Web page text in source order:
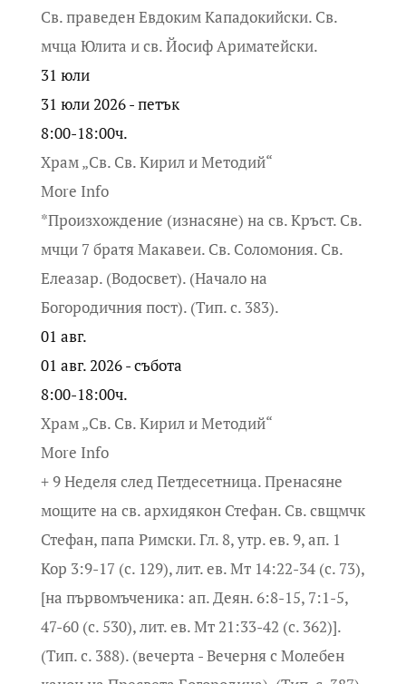
Св. праведен Евдоким Кападокийски. Св.
мчца Юлита и св. Йосиф Ариматейски.
31 юли
31 юли 2026 - петък
8:00-18:00ч.
Храм „Св. Св. Кирил и Методий“
More Info
*Произхождение (изнасяне) на св. Кръст. Св.
мчци 7 братя Макавеи. Св. Соломония. Св.
Елеазар. (Водосвет). (Начало на
Богородичния пост). (Тип. с. 383).
01 авг.
01 авг. 2026 - събота
8:00-18:00ч.
Храм „Св. Св. Кирил и Методий“
More Info
+ 9 Неделя след Петдесетница. Пренасяне
мощите на св. архидякон Стефан. Св. свщмчк
Стефан, папа Римски. Гл. 8, утр. ев. 9, ап. 1
Кор 3:9-17 (с. 129), лит. ев. Мт 14:22-34 (с. 73),
[на първомъченика: ап. Деян. 6:8-15, 7:1-5,
47-60 (с. 530), лит. ев. Мт 21:33-42 (с. 362)].
(Тип. с. 388). (вечерта - Вечерня с Молебен